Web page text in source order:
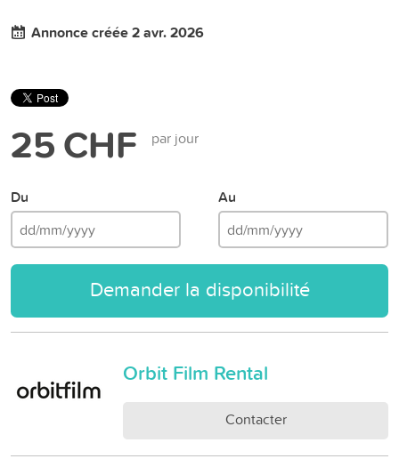
Annonce créée 2 avr. 2026
25 CHF par jour
Du Au
Demander la disponibilité
Orbit Film Rental
Contacter